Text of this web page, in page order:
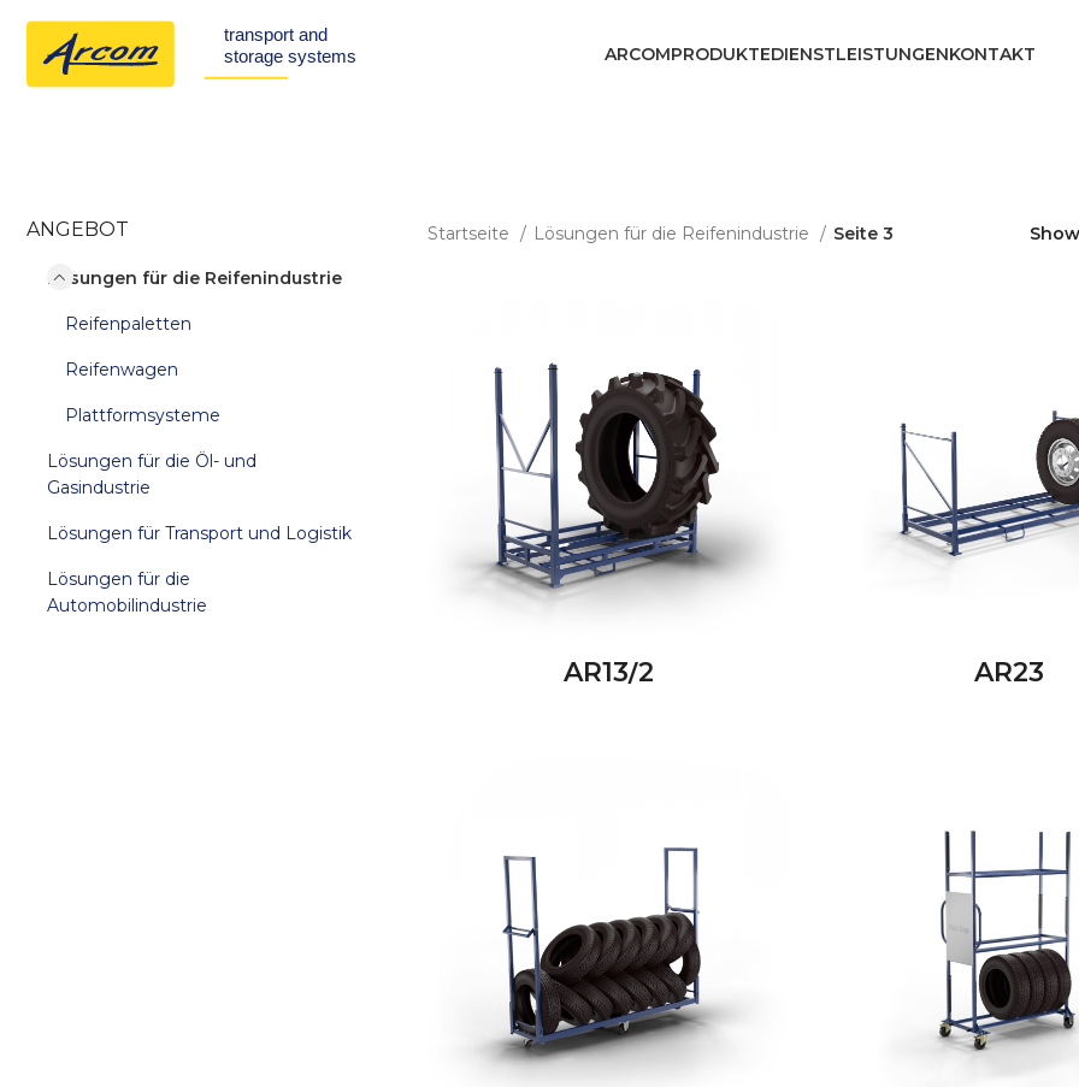
ARCOMPRODUKTEDIENSTLEISTUNGENKONTAKT
ANGEBOT
Lösungen für die Reifenindustrie
Reifenpaletten
Reifenwagen
Plattformsysteme
Lösungen für die Öl- und
Gasindustrie
Lösungen für Transport und Logistik
Lösungen für die
Automobilindustrie
Startseite Lösungen für die Reifenindustrie Seite 3
AR13/2 AR23